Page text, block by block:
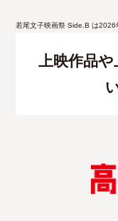
若尾文子映画祭 Side.B は
上映作品や